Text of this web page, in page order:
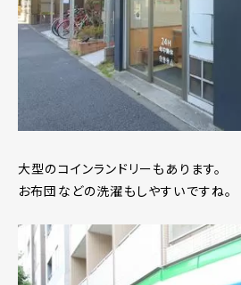
大型のコインランドリーもあります。
お布団などの洗濯もしやすいですね。